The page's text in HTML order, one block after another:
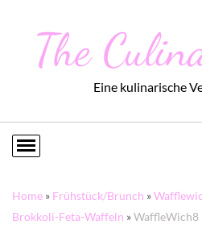
The
Eine kulinarische
Home » Frühstück/Brunch »
Brokkoli-Feta-Waffeln »WaffleWich8